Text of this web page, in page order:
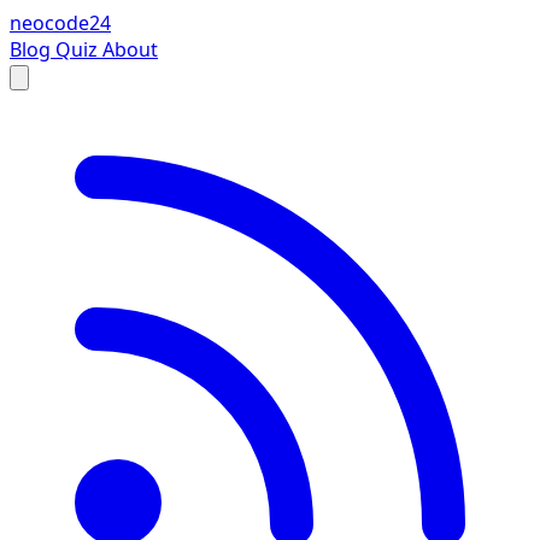
neocode24
Blog Quiz About